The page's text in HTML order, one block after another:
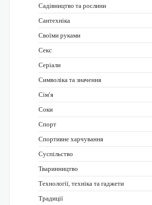
Садівництво та рослини
Сантехніка
Своїми руками
Секс
Серіали
Символіка та значення
Сім’я
Соки
Спорт
Спортивне харчування
Суспільство
Тваринництво
Технології, техніка та гаджети
Традиції